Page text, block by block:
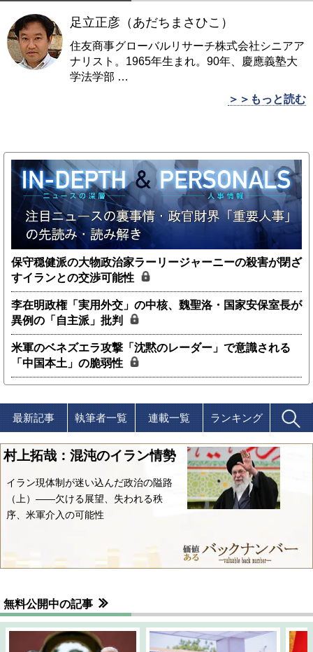
足立正彦（あだちまさひこ）
住友商事グローバルリサーチ株式会社シニアア
ナリスト。1965年生まれ。90年、慶應義塾大
学法学部 …
＞＞もっと読む
保守穏健派の大物政治家ラーリージャーニーの殺害が閉ざ
すイランとの交渉可能性
李在明政権「実用外交」の中核、魏聖洛・国家安保室長が
異例の「自主派」批判
米軍のベネズエラ攻撃「沈黙のレーダー」で意識される
「中国本土」の脆弱性
最新記事 執筆者一覧 連載一覧 ランキング
村上拓哉：混沌のイラン情勢
イラン現体制が迷い込んだ政治の隘路
（上）――欠ける展望、失われる秩
序、米軍介入の可能性
無料公開中の記事